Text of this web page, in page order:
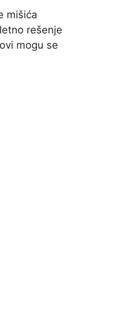
mišića
rešenje
mogu se